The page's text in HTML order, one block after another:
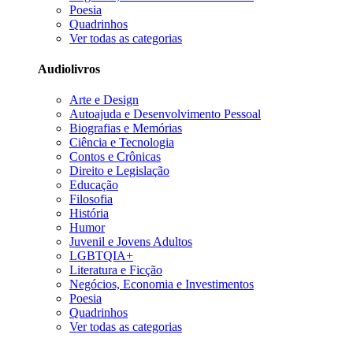
Poesia
Quadrinhos
Ver todas as categorias
Audiolivros
Arte e Design
Autoajuda e Desenvolvimento Pessoal
Biografias e Memórias
Ciência e Tecnologia
Contos e Crônicas
Direito e Legislação
Educação
Filosofia
História
Humor
Juvenil e Jovens Adultos
LGBTQIA+
Literatura e Ficção
Negócios, Economia e Investimentos
Poesia
Quadrinhos
Ver todas as categorias